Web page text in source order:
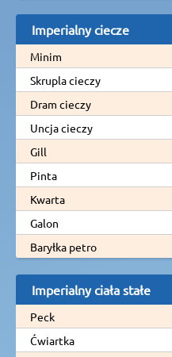
Imperialny ciecze
Minim
Skrupla cieczy
Dram cieczy
Uncja cieczy
Gill
Pinta
Kwarta
Galon
Baryłka petro
Imperialny ciała stałe
Peck
Ćwiartka